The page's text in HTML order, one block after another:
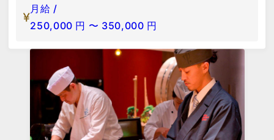
月給 /
250,000 円 〜 350,000 円